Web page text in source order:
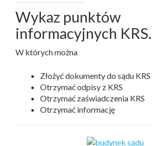
Wykaz punktów
informacyjnych KRS.
W których można
Złożyć dokumenty do sądu KRS
Otrzymać odpisy z KRS
Otrzymać zaświadczenia KRS
Otrzymać informację